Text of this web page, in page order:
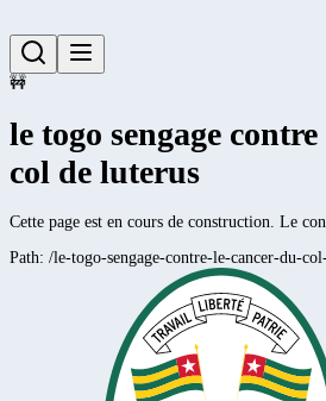
🚧
le togo sengage
col de luterus
Cette page est en cours de construction. Le
Path: /le-togo-sengage-contre-le-cancer-du-